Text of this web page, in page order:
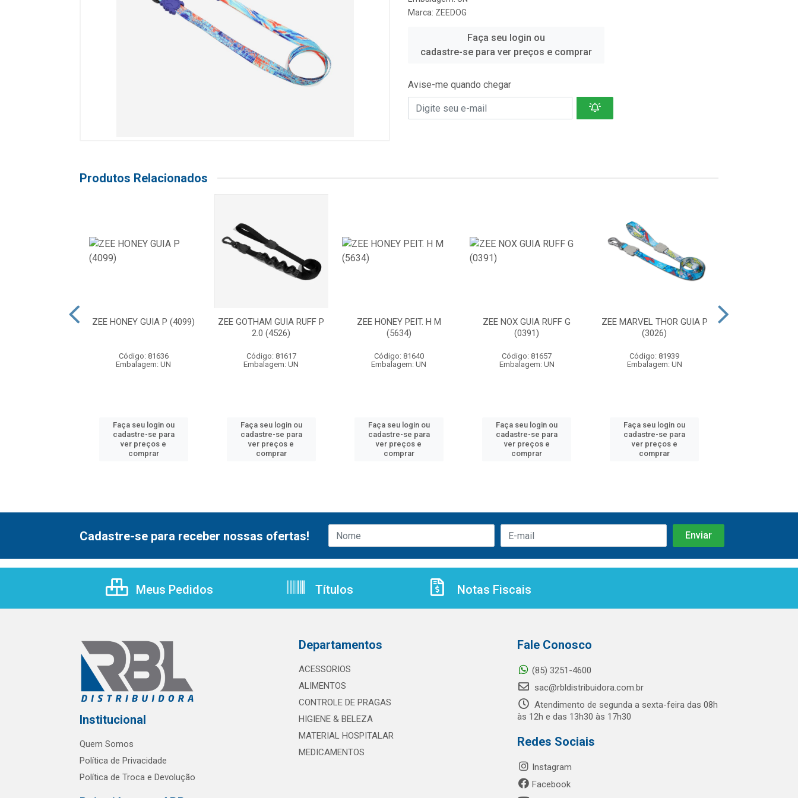
Marca: ZEEDOG
Faça seu login ou
cadastre-se para ver preços e comprar
Avise-me quando chegar
Produtos Relacionados
ZEE HONEY GUIA P (4099)
Código: 81636
Embalagem: UN
Faça seu login ou
cadastre-se para
ver preços e
comprar
ZEE GOTHAM GUIA RUFF P
2.0 (4526)
Código: 81617
Embalagem: UN
Faça seu login ou
cadastre-se para
ver preços e
comprar
ZEE HONEY PEIT. H M
(5634)
Código: 81640
Embalagem: UN
Faça seu login ou
cadastre-se para
ver preços e
comprar
ZEE NOX GUIA RUFF G
(0391)
Código: 81657
Embalagem: UN
Faça seu login ou
cadastre-se para
ver preços e
comprar
ZEE MARVEL THOR GUIA P
(3026)
Código: 81939
Embalagem: UN
Faça seu login ou
cadastre-se para
ver preços e
comprar
Cadastre-se para receber nossas ofertas!
Meus Pedidos Títulos Notas Fiscais
Institucional
Quem Somos
Política de Privacidade
Política de Troca e Devolução
Departamentos
ACESSORIOS
ALIMENTOS
CONTROLE DE PRAGAS
HIGIENE & BELEZA
MATERIAL HOSPITALAR
MEDICAMENTOS
Fale Conosco
(85) 3251-4600
sac@rbldistribuidora.com.br
Atendimento de segunda a sexta-feira das 08h
às 12h e das 13h30 às 17h30
Redes Sociais
Instagram
Facebook